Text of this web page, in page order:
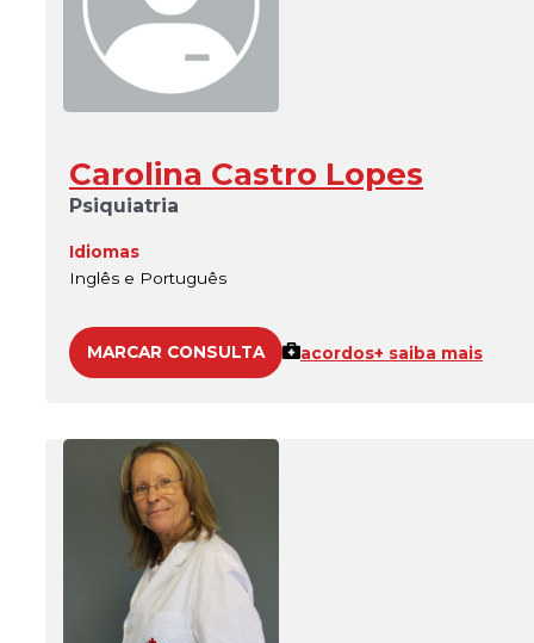
Carolina Castro Lopes
Psiquiatria
Idiomas
Inglês e Português
MARCAR CONSULTA acordos+ saiba mais